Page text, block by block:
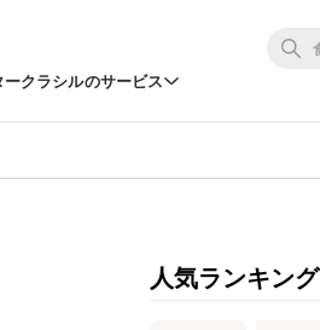
ークラシルのサービス
人気ランキング